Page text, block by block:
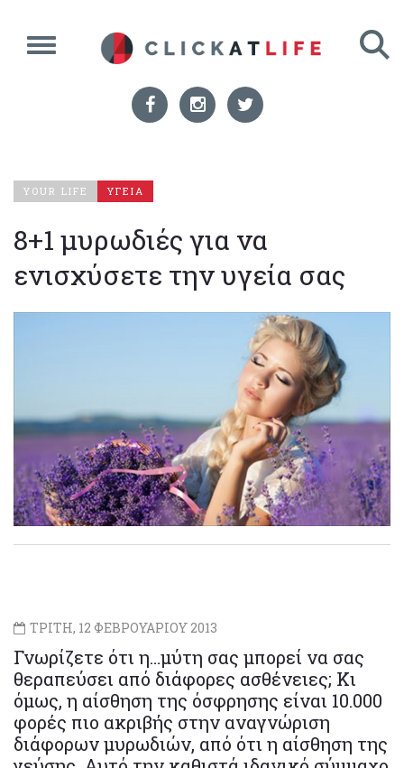
YOUR LIFE ΥΓΕΙΑ
8+1 μυρωδιές για να
ενισχύσετε την υγεία σας
ΤΡΙΤΗ, 12 ΦΕΒΡΟΥΑΡΙΟΥ 2013
Γνωρίζετε ότι η…μύτη σας μπορεί να σας
θεραπεύσει από διάφορες ασθένειες; Κι
όμως, η αίσθηση της όσφρησης είναι 10.000
φορές πιο ακριβής στην αναγνώριση
διάφορων μυρωδιών, από ότι η αίσθηση της